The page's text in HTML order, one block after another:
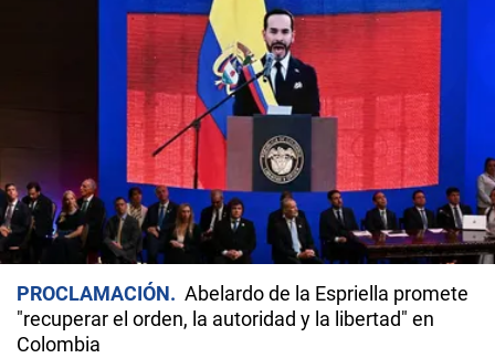
PROCLAMACIÓN
Abelardo de la Espriella promete
"recuperar el orden, la autoridad y la libertad" en
Colombia